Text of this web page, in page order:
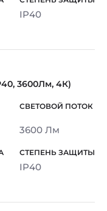
IP40
3600Лм, 4К)
3600 Лм
IP40